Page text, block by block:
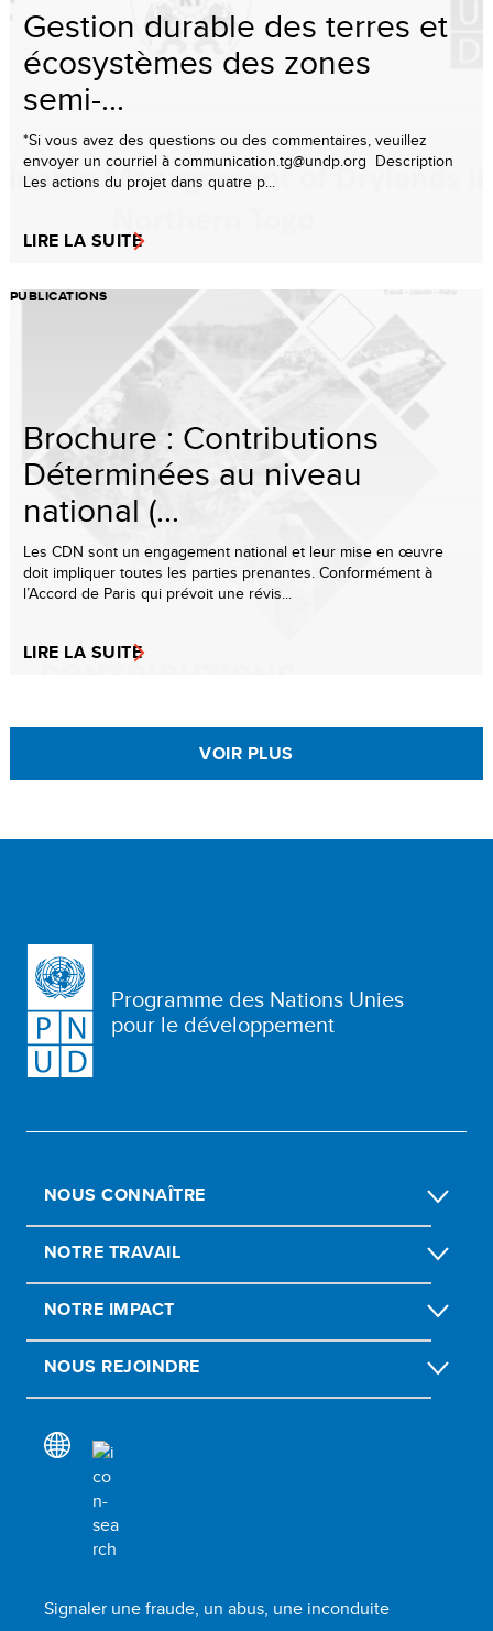
Gestion durable des terres et
écosystèmes des zones
semi-...
*Si vous avez des questions ou des commentaires, veuillez
envoyer un courriel à communication.tg@undp.org Description
Les actions du projet dans quatre p...
LIRE LA SUITE
PUBLICATIONS
Brochure : Contributions
Déterminées au niveau
national (...
Les CDN sont un engagement national et leur mise en œuvre
doit impliquer toutes les parties prenantes. Conformément à
l’Accord de Paris qui prévoit une révis...
LIRE LA SUITE
VOIR PLUS
Programme des Nations Unies
pour le développement
NOUS CONNAÎTRE
NOTRE TRAVAIL
NOTRE IMPACT
NOUS REJOINDRE
Signaler une fraude, un abus, une inconduite